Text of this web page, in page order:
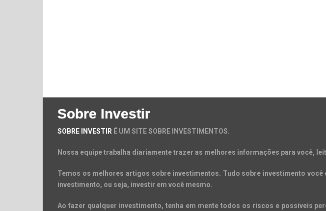
Sobre Investir
SOBRE INVESTIR É UM SITE SOBRE INVESTIMENTOS.
Nossa equipe trabalha diariamente trazer as melhores informações para você,
Temos os melhores artigos sobre investimentos. Tudo sobre investimento
investimento, ou seja, investir em você mesmo.
Ao fazer qualquer investimento, tenha em mente todos os riscos e possíveis